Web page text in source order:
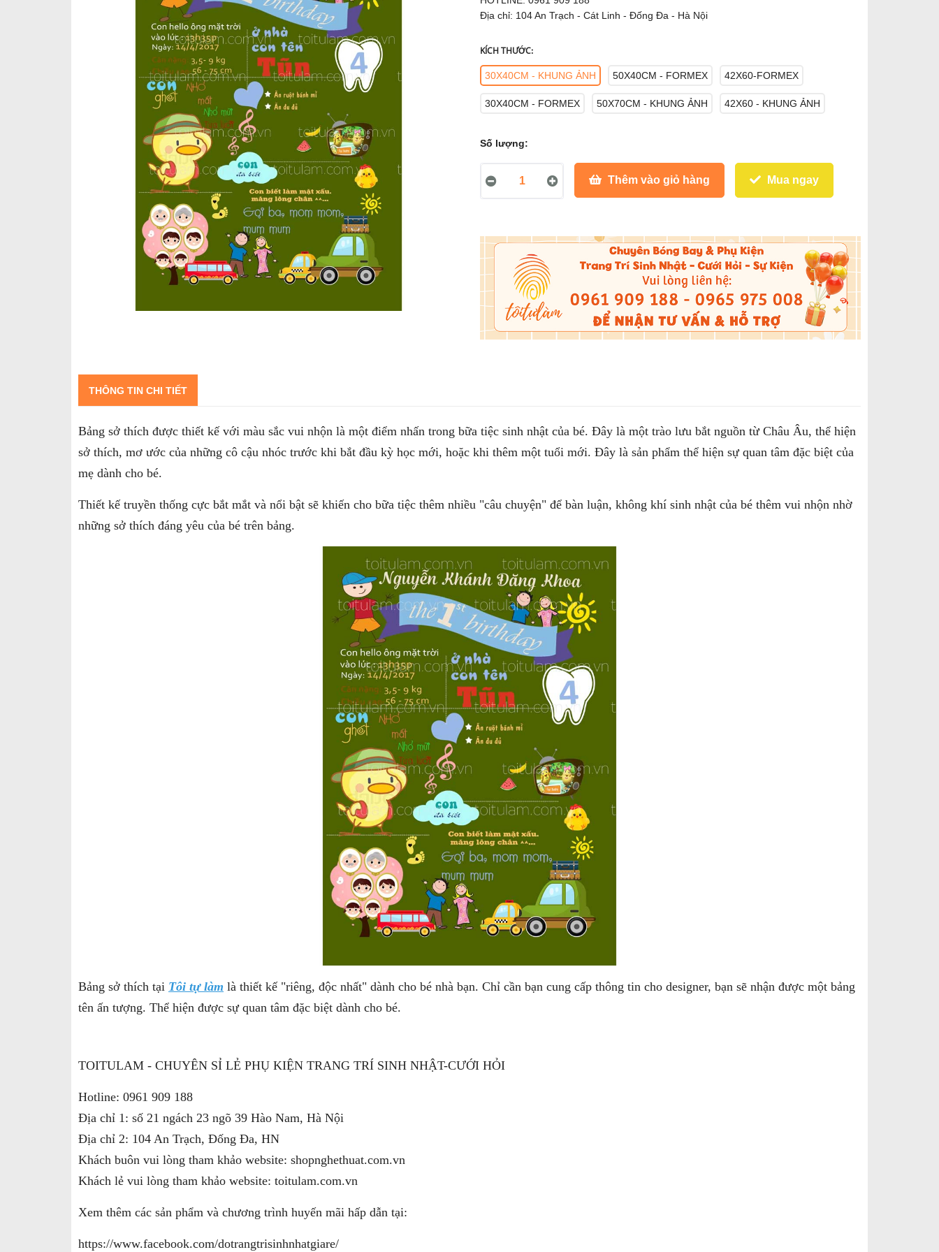
Địa chỉ: 104 An Trạch - Cát Linh - Đống Đa - Hà Nội
KÍCH THƯỚC:
30X40CM - KHUNG ẢNH 50X40CM - FORMEX 42X60-FORMEX
30X40CM - FORMEX 50X70CM - KHUNG ẢNH 42X60 - KHUNG ẢNH
Số lượng:
Thêm vào giỏ hàng Mua ngay
THÔNG TIN CHI TIẾT
Bảng sở thích được thiết kế với màu sắc vui nhộn là một điểm nhấn trong bữa tiệc sinh nhật của bé. Đây là một trào lưu bắt nguồn từ Châu Âu, thể hiện
sở thích, mơ ước của những cô cậu nhóc trước khi bắt đầu kỳ học mới, hoặc khi thêm một tuổi mới. Đây là sản phẩm thể hiện sự quan tâm đặc biệt của
mẹ dành cho bé.
Thiết kế truyền thống cực bắt mắt và nổi bật sẽ khiến cho bữa tiệc thêm nhiều "câu chuyện" để bàn luận, không khí sinh nhật của bé thêm vui nhộn nhờ
những sở thích đáng yêu của bé trên bảng.
Bảng sở thích tại Tôi tự làm là thiết kế "riêng, độc nhất" dành cho bé nhà bạn. Chỉ cần bạn cung cấp thông tin cho designer, bạn sẽ nhận được một bảng
tên ấn tượng. Thể hiện được sự quan tâm đặc biệt dành cho bé.
TOITULAM - CHUYÊN SỈ LẺ PHỤ KIỆN TRANG TRÍ SINH NHẬT-CƯỚI HỎI
Hotline: 0961 909 188
Địa chỉ 1: số 21 ngách 23 ngõ 39 Hào Nam, Hà Nội
Địa chỉ 2: 104 An Trạch, Đống Đa, HN
Khách buôn vui lòng tham khảo website: shopnghethuat.com.vn
Khách lẻ vui lòng tham khảo website: toitulam.com.vn
Xem thêm các sản phẩm và chương trình huyến mãi hấp dẫn tại:
https://www.facebook.com/dotrangtrisinhnhatgiare/